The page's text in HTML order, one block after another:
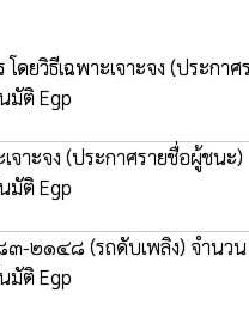
ดยวิธีเฉพาะเจาะจง (ประกาศ
มัติ Egp
จาะจง (ประกาศรายชื่อผู้ชนะ)
มัติ Egp
๓-๒๑๔๘ (รถดับเพลิง) จำนวน
มัติ Egp